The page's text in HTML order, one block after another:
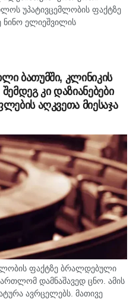
უპატივცემლობის ფაქტზე
ნინო ელიეშვილის
1 წლით და 6 თვით
თუმცა აღნიშნულმა
ბათუმში, კლინიკის
კი დაზიანებები
აღკვეთა მიესაჯა
ფაქტზე ბრალდებული
დამნაშავედ ცნო. ამის
ავრცელებს. მათივე